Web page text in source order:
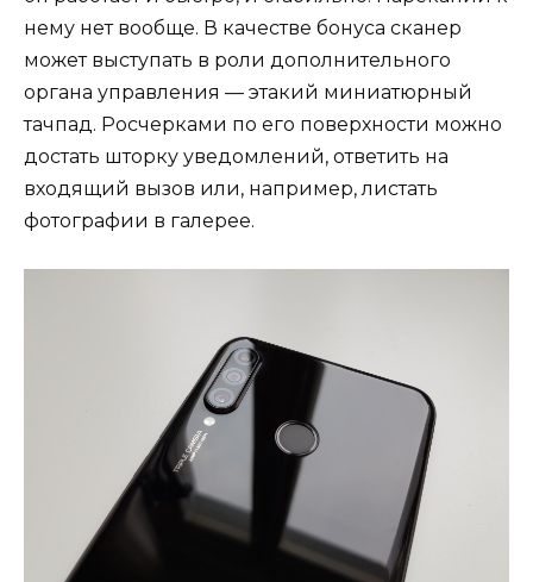
нему нет вообще. В качестве бонуса сканер
может выступать в роли дополнительного
органа управления — этакий миниатюрный
тачпад. Росчерками по его поверхности можно
достать шторку уведомлений, ответить на
входящий вызов или, например, листать
фотографии в галерее.